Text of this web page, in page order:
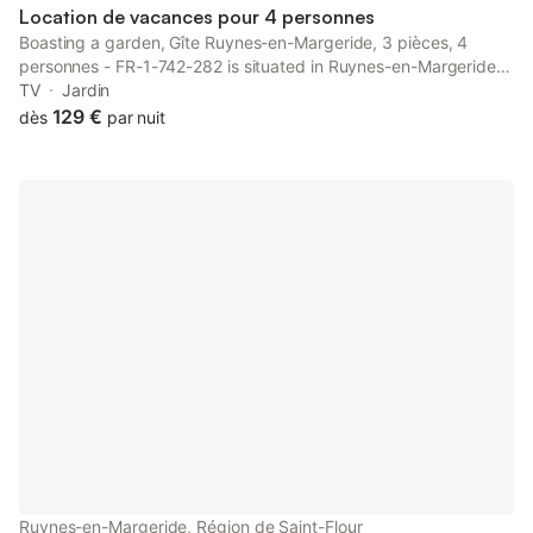
vie avec un salon, une bibliothèque, une ludothèque, une salle à
manger et
Location de vacances pour 4 personnes
Boasting a garden, Gîte Ruynes-en-Margeride, 3 pièces, 4
personnes - FR-1-742-282 is situated in Ruynes-en-Margeride,
within 38 km of Casino Chaudes Aigues. The 3-star holiday
home has garden views and is 41 km from Crozatier Museum.
TV
Jardin
dès 129 € par nuit
Ruynes-en-Margeride, Région de Saint-Flour